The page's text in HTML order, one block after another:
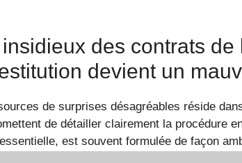
des contrats
devient un
de surprises désagréables réside
de détailler clairement la procédure
est souvent formulée de façon